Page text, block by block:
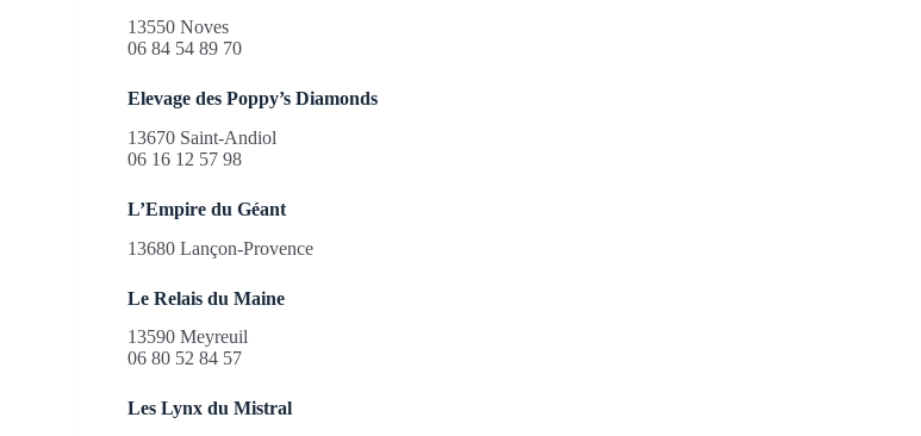
13550 Noves
06 84 54 89 70
Elevage des Poppy’s Diamonds
13670 Saint-Andiol
06 16 12 57 98
L’Empire du Géant
13680 Lançon-Provence
Le Relais du Maine
13590 Meyreuil
06 80 52 84 57
Les Lynx du Mistral